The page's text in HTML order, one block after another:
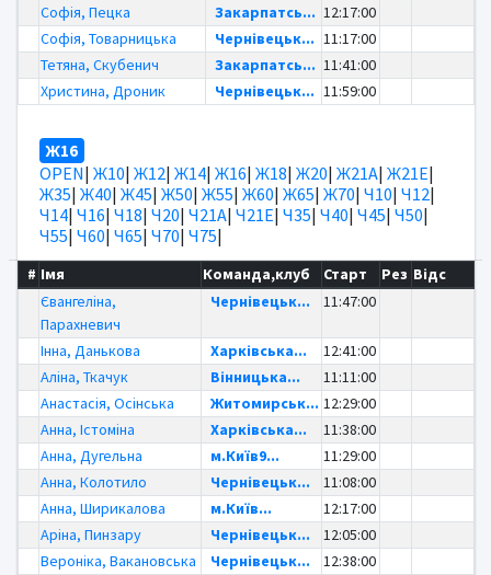
Софія, Пецка
Закарпатсь... 12:17:00
Софія, Товарницька
Чернівецьк... 11:17:00
Тетяна, Скубенич
Закарпатсь... 11:41:00
Христина, Дроник
Чернівецьк... 11:59:00
Ж16
OPEN| Ж10| Ж12| Ж14| Ж16| Ж18| Ж20| Ж21А| Ж21Е|
Ж35| Ж40| Ж45| Ж50| Ж55| Ж60| Ж65| Ж70| Ч10| Ч12|
Ч14| Ч16| Ч18| Ч20| Ч21А| Ч21Е| Ч35| Ч40| Ч45| Ч50|
Ч55| Ч60| Ч65| Ч70| Ч75|
# Імя Команда,клуб Старт Рез Відс
Євангеліна,
Парахневич
Чернівецьк... 11:47:00
Інна, Данькова Харківська...
12:41:00
Аліна, Ткачук
Вінницька...
11:11:00
Анастасія, Осінська
Житомирськ... 12:29:00
Анна, Істоміна
Харківська...
11:38:00
Анна, Дугельна
м.Київ9...
11:29:00
Анна, Колотило
Чернівецьк...
11:08:00
Анна, Ширикалова
м.Київ...
12:17:00
Аріна, Пинзару
Чернівецьк...
12:05:00
Вероніка, Вакановська
Чернівецьк...
12:38:00